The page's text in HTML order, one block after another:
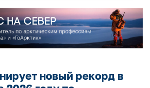
новый рекорд в